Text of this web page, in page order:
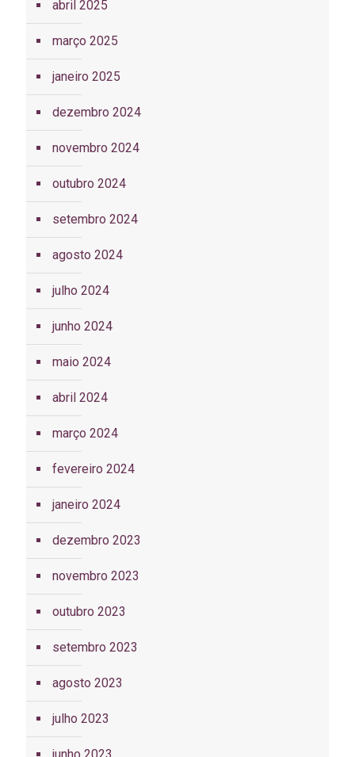
abril 2025
março 2025
janeiro 2025
dezembro 2024
novembro 2024
outubro 2024
setembro 2024
agosto 2024
julho 2024
junho 2024
maio 2024
abril 2024
março 2024
fevereiro 2024
janeiro 2024
dezembro 2023
novembro 2023
outubro 2023
setembro 2023
agosto 2023
julho 2023